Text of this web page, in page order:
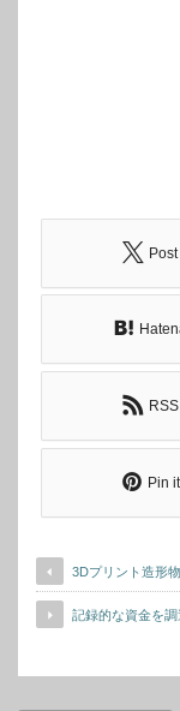
Post
RSS
Pin it
3Dプリント造形
記録的な資金を